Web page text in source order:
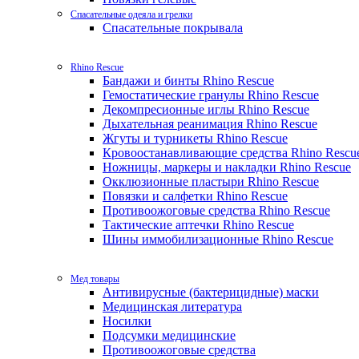
Спасательные одеяла и грелки
Спасательные покрывала
Rhino Rescue
Бандажи и бинты Rhino Rescue
Гемостатические гранулы Rhino Rescue
Декомпресионные иглы Rhino Rescue
Дыхательная реанимация Rhino Rescue
Жгуты и турникеты Rhino Rescue
Кровоостанавливающие средства Rhino
Ножницы, маркеры и накладки Rhino Rescue
Окклюзионные пластыри Rhino Rescue
Повязки и салфетки Rhino Rescue
Противоожоговые средства Rhino Rescue
Тактические аптечки Rhino Rescue
Шины иммобилизационные Rhino Rescue
Мед товары
Антивирусные (бактерицидные) маски
Медицинская литература
Носилки
Подсумки медицинские
Противоожоговые средства